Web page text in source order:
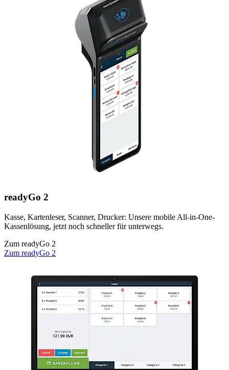
readyGo 2
Kasse, Kartenleser, Scanner, Drucker: Unsere mobile All-in-One-
Kassenlösung, jetzt noch schneller für unterwegs.
Zum readyGo 2
Zum readyGo 2